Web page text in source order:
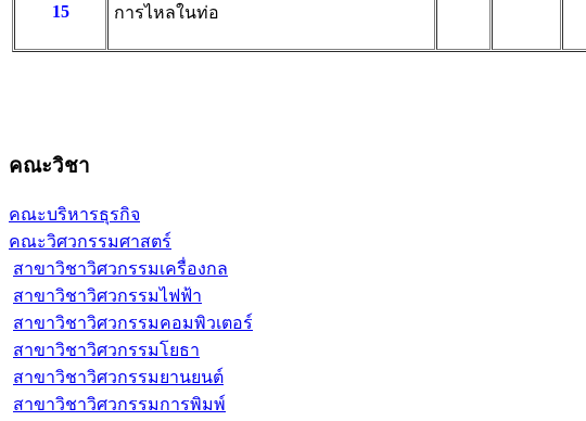
15 การไหลในท่อ
คณะวิชา
คณะบริหารธุรกิจ
คณะวิศวกรรมศาสตร์
สาขาวิชาวิศวกรรมเครื่องกล
สาขาวิชาวิศวกรรมไฟฟ้า
สาขาวิชาวิศวกรรมคอมพิวเตอร์
สาขาวิชาวิศวกรรมโยธา
สาขาวิชาวิศวกรรมยานยนต์
สาขาวิชาวิศวกรรมการพิมพ์